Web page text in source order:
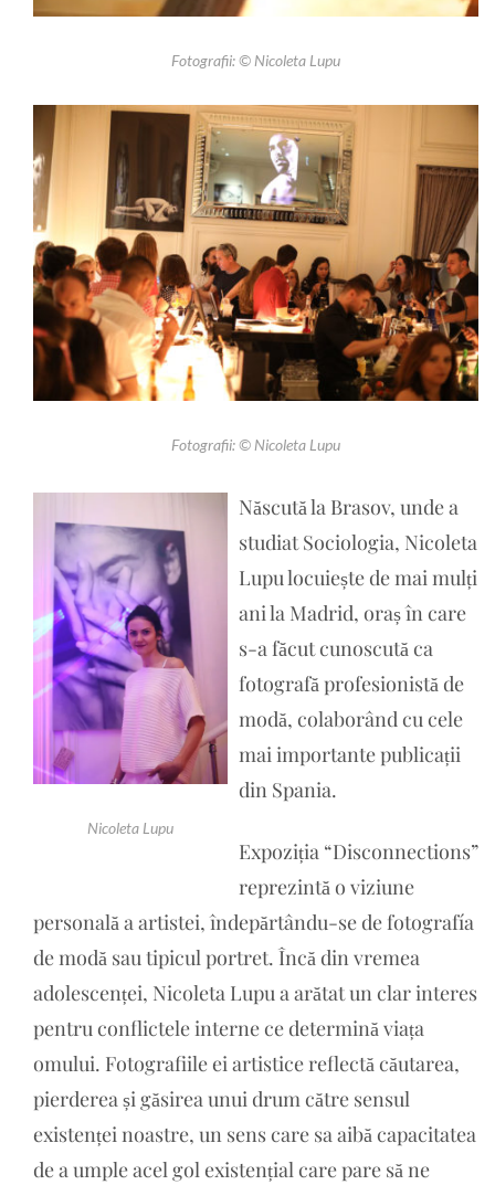
Fotografii: © Nicoleta Lupu
Fotografii: © Nicoleta Lupu
Nicoleta Lupu
Născută la Brasov, unde a
studiat Sociologia, Nicoleta
Lupu locuiește de mai mulți
ani la Madrid, oraș în care
s-a făcut cunoscută ca
fotografă profesionistă de
modă, colaborând cu cele
mai importante publicații
din Spania.
Expoziția “Disconnections”
reprezintă o viziune
personală a artistei, îndepărtându-se de fotografía
de modă sau tipicul portret. Încă din vremea
adolescenței, Nicoleta Lupu a arătat un clar interes
pentru conflictele interne ce determină viața
omului. Fotografiile ei artistice reflectă căutarea,
pierderea și găsirea unui drum către sensul
existenței noastre, un sens care sa aibă capacitatea
de a umple acel gol existențial care pare să ne